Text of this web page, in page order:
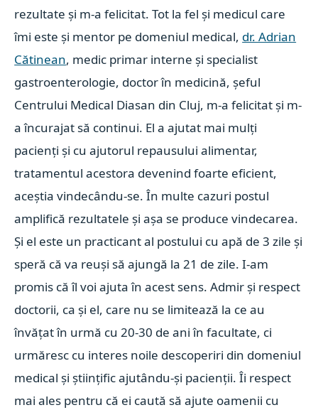
rezultate și m-a felicitat. Tot la fel și medicul care
îmi este și mentor pe domeniul medical, dr. Adrian
Cătinean, medic primar interne și specialist
gastroenterologie, doctor în medicină, șeful
Centrului Medical Diasan din Cluj, m-a felicitat și m-
a încurajat să continui. El a ajutat mai mulți
pacienți și cu ajutorul repausului alimentar,
tratamentul acestora devenind foarte eficient,
aceștia vindecându-se. În multe cazuri postul
amplifică rezultatele și așa se produce vindecarea.
Și el este un practicant al postului cu apă de 3 zile și
speră că va reuși să ajungă la 21 de zile. I-am
promis că îl voi ajuta în acest sens. Admir și respect
doctorii, ca și el, care nu se limitează la ce au
învățat în urmă cu 20-30 de ani în facultate, ci
urmăresc cu interes noile descoperiri din domeniul
medical și științific ajutându-și pacienții. Îi respect
mai ales pentru că ei caută să ajute oamenii cu